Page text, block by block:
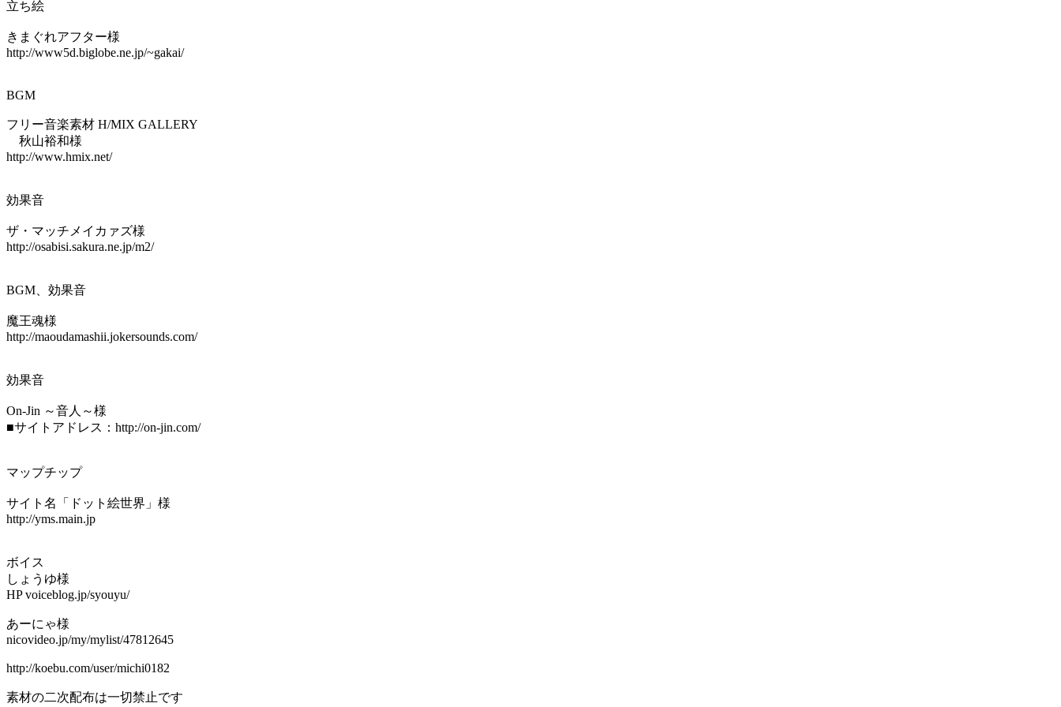
立ち絵
きまぐれアフター様
http://www5d.biglobe.ne.jp/~gakai/
BGM
フリー音楽素材 H/MIX GALLERY
秋山裕和様
http://www.hmix.net/
効果音
ザ・マッチメイカァズ様
http://osabisi.sakura.ne.jp/m2/
BGM、効果音
魔王魂様
http://maoudamashii.jokersounds.com/
効果音
On-Jin ～音人～様
■サイトアドレス：http://on-jin.com/
マップチップ
サイト名「ドット絵世界」様
http://yms.main.jp
ボイス
しょうゆ様
HP voiceblog.jp/syouyu/
あーにゃ様
nicovideo.jp/my/mylist/47812645
http://koebu.com/user/michi0182
素材の二次配布は一切禁止です